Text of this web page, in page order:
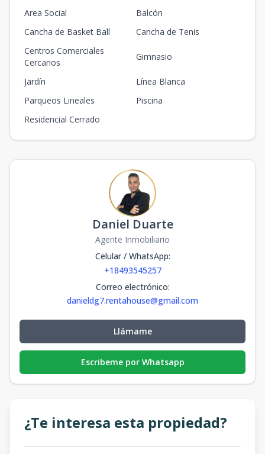
Area Social
Balcón
Cancha de Basket Ball
Cancha de Tenis
Centros Comerciales
Cercanos
Gimnasio
Jardín
Línea Blanca
Parqueos Lineales
Piscina
Residencial Cerrado
Daniel Duarte
Agente Inmobiliario
Celular / WhatsApp:
+18493545257
Correo electrónico:
danieldg7.rentahouse@gmail.com
Llámame
Escribeme por Whatsapp
¿Te interesa esta propiedad?